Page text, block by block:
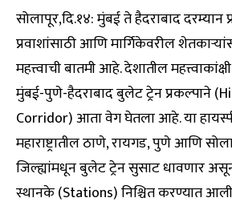
सोलापूर,दि.१४: मुंबई ते हैदराबाद दरम्यान
प्रवाशांसाठी आणि मार्गिकेवरील
महत्त्वाची बातमी आहे. देशातील
मुंबई-पुणे-हैदराबाद बुलेट ट्रेन प्रकल्पाने
Corridor) आता वेग घेतला आहे. या
महाराष्ट्रातील ठाणे, रायगड, पुणे आणि
जिल्ह्यांमधून बुलेट ट्रेन सुसाट धावणार
स्थानके (Stations) निश्चित करण्यात